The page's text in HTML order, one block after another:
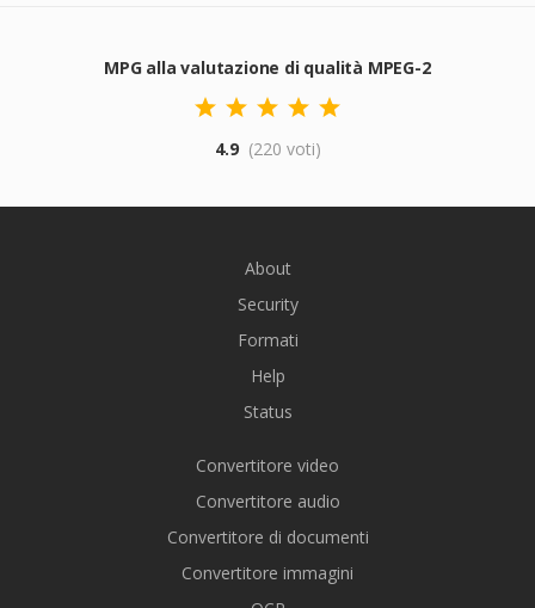
MPG alla valutazione di qualità MPEG-2
4.9 (220 voti)
About
Security
Formati
Help
Status
Convertitore video
Convertitore audio
Convertitore di documenti
Convertitore immagini